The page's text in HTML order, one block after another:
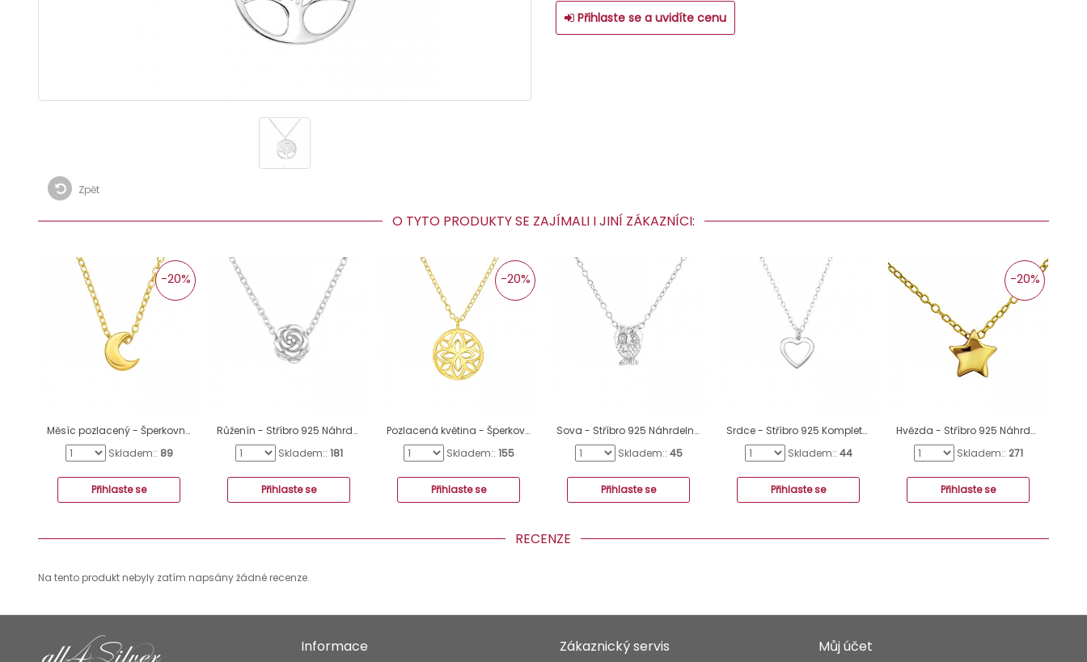
Zpět
Přihlaste se a uvidíte cenu
O TYTO PRODUKTY SE ZAJÍMALI I JINÍ ZÁKAZNÍCI:
Měsíc pozlacený - Šperkovní Stříbro 925 Náhrdelníky Bez Kamenů A4S43450
-20%
Skladem:: 89
Přihlaste se
Růženín - Stříbro 925 Náhrdelníky bez kamenů A4S17455
Skladem:: 181
Přihlaste se
Pozlacená květina - Šperkovní Stříbro 925 Náhrdelníky Bez Kamenů A4S43250
-20%
Skladem:: 155
Přihlaste se
Sova - Stříbro 925 Náhrdelníky bez kamenů A4S19672
Skladem:: 45
Přihlaste se
Srdce - Stříbro 925 Kompletní Náhrdelníky A4S36354
Skladem:: 44
Přihlaste se
Hvězda - Stříbro 925 Náhrdelníky bez kamenů A4S22346
-20%
Skladem:: 271
Přihlaste se
RECENZE
Na tento produkt nebyly zatím napsány žádné recenze.
Informace Zákaznický servis Můj účet